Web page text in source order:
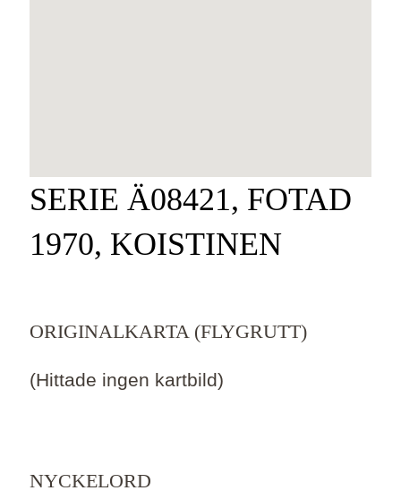
SERIE Ä08421, FOTAD
1970, KOISTINEN
ORIGINALKARTA (FLYGRUTT)
(Hittade ingen kartbild)
NYCKELORD